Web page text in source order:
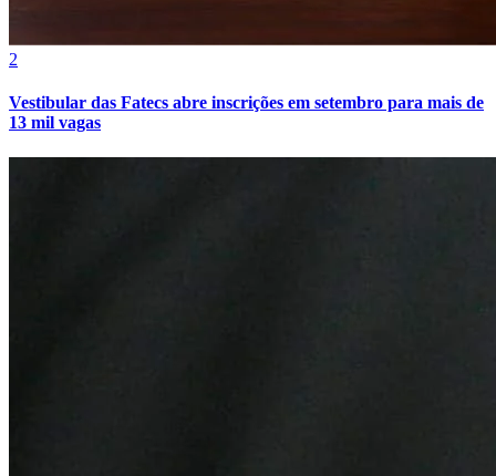
2
Vestibular das Fatecs abre inscrições em setembro para mais de
13 mil vagas